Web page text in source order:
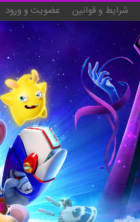
شرایط و قوانین عضویت و ورود